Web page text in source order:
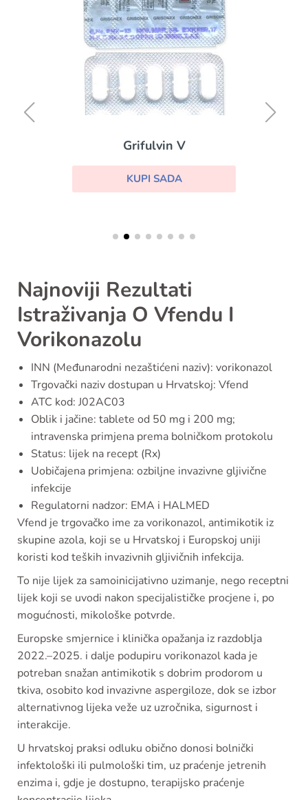
Grifulvin V
KUPI SADA
Najnoviji Rezultati
Istraživanja O Vfendu I
Vorikonazolu
INN (Međunarodni nezaštićeni naziv): vorikonazol
Trgovački naziv dostupan u Hrvatskoj: Vfend
ATC kod: J02AC03
Oblik i jačine: tablete od 50 mg i 200 mg;
intravenska primjena prema bolničkom protokolu
Status: lijek na recept (Rx)
Uobičajena primjena: ozbiljne invazivne gljivične
infekcije
Regulatorni nadzor: EMA i HALMED
Vfend je trgovačko ime za vorikonazol, antimikotik iz
skupine azola, koji se u Hrvatskoj i Europskoj uniji
koristi kod teških invazivnih gljivičnih infekcija.
To nije lijek za samoinicijativno uzimanje, nego receptni
lijek koji se uvodi nakon specijalističke procjene i, po
mogućnosti, mikološke potvrde.
Europske smjernice i klinička opažanja iz razdoblja
2022.–2025. i dalje podupiru vorikonazol kada je
potreban snažan antimikotik s dobrim prodorom u
tkiva, osobito kod invazivne aspergiloze, dok se izbor
alternativnog lijeka veže uz uzročnika, sigurnost i
interakcije.
U hrvatskoj praksi odluku obično donosi bolnički
infektološki ili pulmološki tim, uz praćenje jetrenih
enzima i, gdje je dostupno, terapijsko praćenje